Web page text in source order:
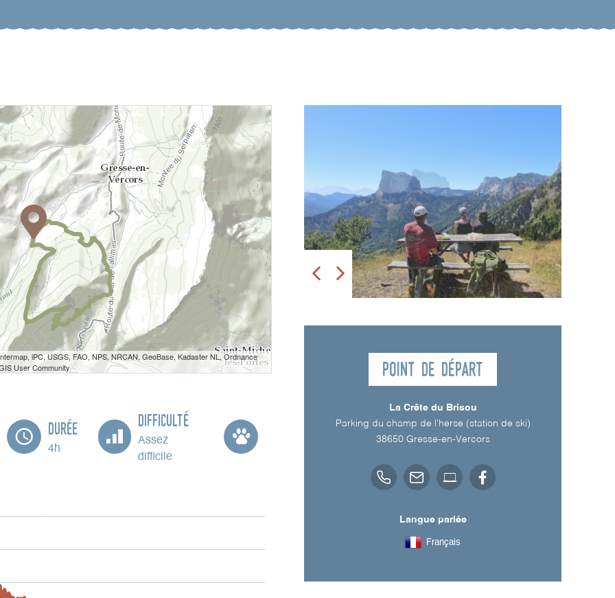
iPC, USGS, FAO, NPS, NRCAN, GeoBase, Kadaster NL, Ordnance
User Community
Durée
4h
Difficulté
Assez
difficile
Point de départ
La Crête du Brisou
Parking du champ de l'herse (station de ski)
38650 Gresse-en-Vercors
Langue parlée
Français